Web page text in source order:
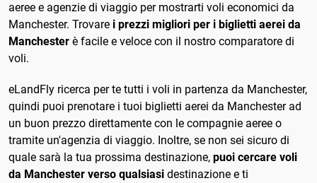
aeree e agenzie di viaggio per mostrarti voli economici da
Manchester. Trovare i prezzi migliori per i biglietti aerei da
Manchester è facile e veloce con il nostro comparatore di
voli.
eLandFly ricerca per te tutti i voli in partenza da Manchester,
quindi puoi prenotare i tuoi biglietti aerei da Manchester ad
un buon prezzo direttamente con le compagnie aeree o
tramite un'agenzia di viaggio. Inoltre, se non sei sicuro di
quale sarà la tua prossima destinazione, puoi cercare voli
da Manchester verso qualsiasi destinazione e ti